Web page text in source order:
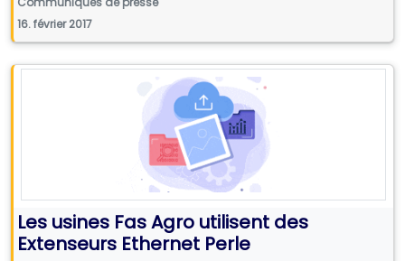
16. février 2017
Les usines Fas Agro utilisent des
Extenseurs Ethernet Perle